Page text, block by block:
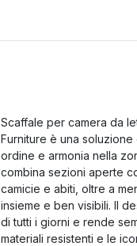
Scaffale per camera da
Furniture è una
ordine e armonia nella
combina sezioni aperte
camicie e abiti, oltre a
insieme e ben visibili. Il
di tutti i giorni e rende
materiali resistenti e le